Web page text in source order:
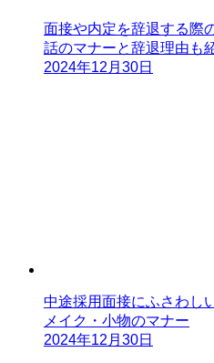
面接や内定を辞退する際
話のマナーと辞退理由も
2024年12月30日
中途採用面接にふさわし
メイク・小物のマナー
2024年12月30日